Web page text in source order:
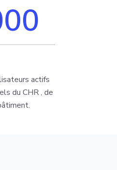
actifs
du CHR , de